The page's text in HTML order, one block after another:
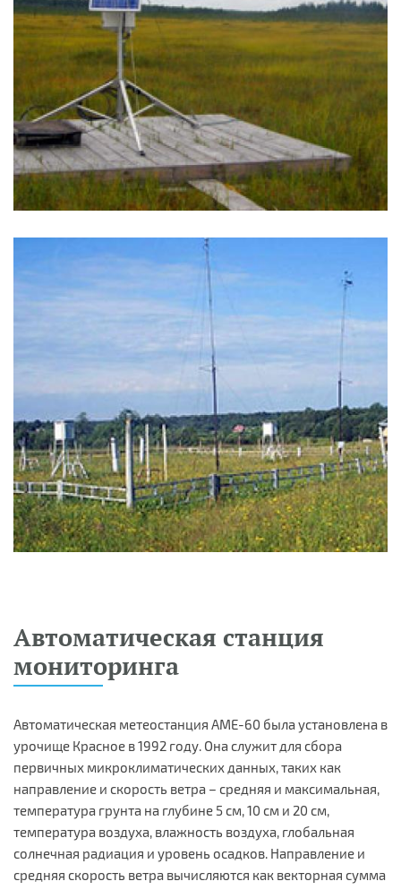
Автоматическая станция
мониторинга
Автоматическая метеостанция AME-60 была установлена в
урочище Красное в 1992 году. Она служит для сбора
первичных микроклиматических данных, таких как
направление и скорость ветра – средняя и максимальная,
температура грунта на глубине 5 см, 10 см и 20 см,
температура воздуха, влажность воздуха, глобальная
солнечная радиация и уровень осадков. Направление и
средняя скорость ветра вычисляются как векторная сумма